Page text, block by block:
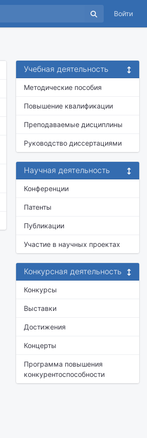
Войти
Учебная деятельность
Методические пособия
Повышение квалификации
Преподаваемые дисциплины
Руководство диссертациями
Научная деятельность
Конференции
Патенты
Публикации
Участие в научных проектах
Конкурсная деятельность
Конкурсы
Выставки
Достижения
Концерты
Программа повышения
конкурентоспособности